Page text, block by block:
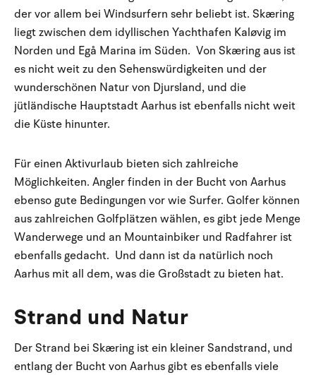
der vor allem bei Windsurfern sehr beliebt ist. Skæring
liegt zwischen dem idyllischen Yachthafen Kaløvig im
Norden und Egå Marina im Süden. Von Skæring aus ist
es nicht weit zu den Sehenswürdigkeiten und der
wunderschönen Natur von Djursland, und die
jütländische Hauptstadt Aarhus ist ebenfalls nicht weit
die Küste hinunter.
Für einen Aktivurlaub bieten sich zahlreiche
Möglichkeiten. Angler finden in der Bucht von Aarhus
ebenso gute Bedingungen vor wie Surfer. Golfer können
aus zahlreichen Golfplätzen wählen, es gibt jede Menge
Wanderwege und an Mountainbiker und Radfahrer ist
ebenfalls gedacht. Und dann ist da natürlich noch
Aarhus mit all dem, was die Großstadt zu bieten hat.
Strand und Natur
Der Strand bei Skæring ist ein kleiner Sandstrand, und
entlang der Bucht von Aarhus gibt es ebenfalls viele